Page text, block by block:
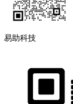
易助科技